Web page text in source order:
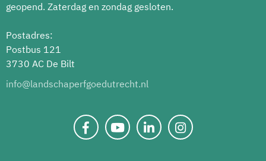
geopend. Zaterdag en zondag gesloten.
Postadres:
Postbus 121
3730 AC De Bilt
info@landschaperfgoedutrecht.nl